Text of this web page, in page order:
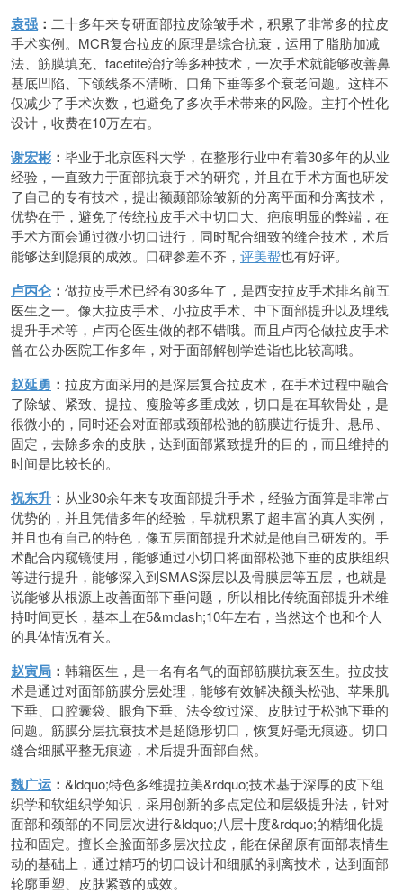
袁强 ： 二十多年来专研面部拉皮除皱手术，积累了非常多的拉皮
手术实例。MCR复合拉皮的原理是综合抗衰，运用了脂肪加减
法、筋膜填充、facetite治疗等多种技术，一次手术就能够改善鼻
基底凹陷、下颌线条不清晰、口角下垂等多个衰老问题。这样不
仅减少了手术次数，也避免了多次手术带来的风险。主打个性化
设计，收费在10万左右。
谢宏彬 ： 毕业于北京医科大学，在整形行业中有着30多年的从业
经验，一直致力于面部抗衰手术的研究，并且在手术方面也研发
了自己的专有技术，提出额颞部除皱新的分离平面和分离技术，
优势在于，避免了传统拉皮手术中切口大、疤痕明显的弊端，在
手术方面会通过微小切口进行，同时配合细致的缝合技术，术后
能够达到隐痕的成效。口碑参差不齐， 评美帮也有好评。
卢丙仑 ： 做拉皮手术已经有30多年了，是西安拉皮手术排名前五
医生之一。像大拉皮手术、小拉皮手术、中下面部提升以及埋线
提升手术等，卢丙仑医生做的都不错哦。而且卢丙仑做拉皮手术
曾在公办医院工作多年，对于面部解刨学造诣也比较高哦。
赵延勇 ： 拉皮方面采用的是深层复合拉皮术，在手术过程中融合
了除皱、紧致、提拉、瘦脸等多重成效，切口是在耳软骨处，是
很微小的，同时还会对面部或颈部松弛的筋膜进行提升、悬吊、
固定，去除多余的皮肤，达到面部紧致提升的目的，而且维持的
时间是比较长的。
祝东升 ： 从业30余年来专攻面部提升手术，经验方面算是非常占
优势的，并且凭借多年的经验，早就积累了超丰富的真人实例，
并且也有自己的特色，像五层面部提升术就是他自己研发的。手
术配合内窥镜使用，能够通过小切口将面部松弛下垂的皮肤组织
等进行提升，能够深入到SMAS深层以及骨膜层等五层，也就是
说能够从根源上改善面部下垂问题，所以相比传统面部提升术维
持时间更长，基本上在5&mdash;10年左右，当然这个也和个人
的具体情况有关。
赵寅局 ： 韩籍医生，是一名有名气的面部筋膜抗衰医生。拉皮技
术是通过对面部筋膜分层处理，能够有效解决额头松弛、苹果肌
下垂、口腔囊袋、眼角下垂、法令纹过深、皮肤过于松弛下垂的
问题。筋膜分层抗衰技术是超隐形切口，恢复好毫无痕迹。切口
缝合细腻平整无痕迹，术后提升面部自然。
魏广运 ： &ldquo;特色多维提拉美&rdquo;技术基于深厚的皮下组
织学和软组织学知识，采用创新的多点定位和层级提升法，针对
面部和颈部的不同层次进行&ldquo;八层十度&rdquo;的精细化提
拉和固定。擅长全脸面部多层次拉皮，能在保留原有面部表情生
动的基础上，通过精巧的切口设计和细腻的剥离技术，达到面部
轮廓重塑、皮肤紧致的成效。